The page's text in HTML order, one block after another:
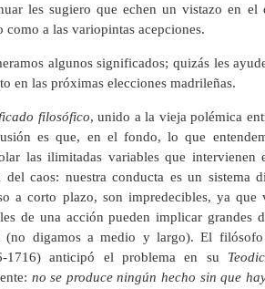
les sugiero que echen un vistazo en
como a las variopintas acepciones.
algunos significados; quizás les
en las próximas elecciones madrileñas.
filosófico, unido a la vieja polémica
es que, en el fondo, lo que
las ilimitadas variables que intervienen
del caos: nuestra conducta es un sistema
a corto plazo, son impredecibles, ya que
de una acción pueden implicar grandes
(no digamos a medio y largo). El
1716) anticipó el problema en su
no se produce ningún hecho sin que